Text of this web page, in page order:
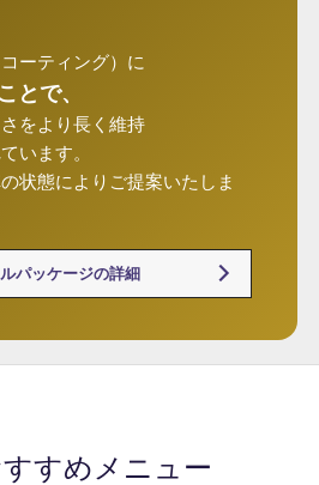
ーティング）に
とで、
をより長く維持
います。
状態によりご提案いたしま
パッケージの詳細
すすめメニュー